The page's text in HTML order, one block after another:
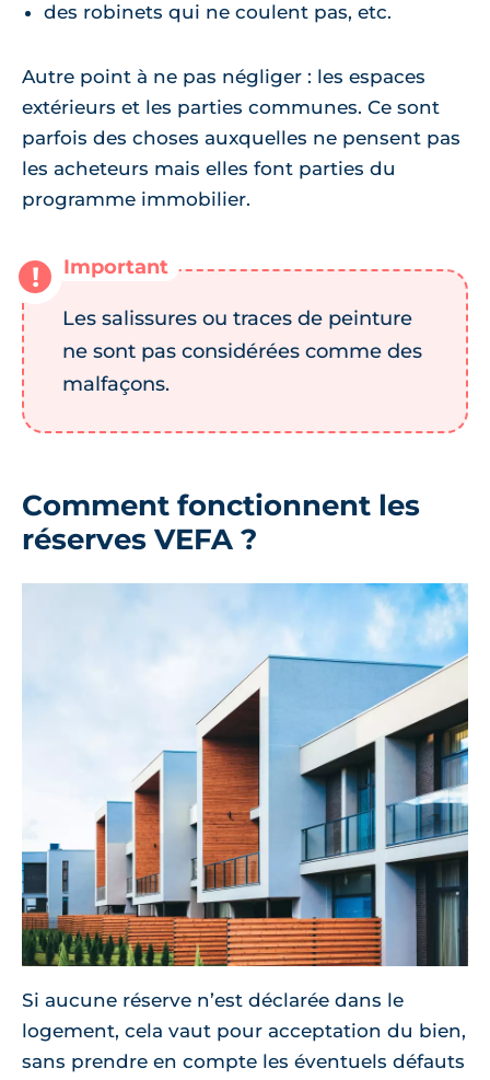
des robinets qui ne coulent pas, etc.
Autre point à ne pas négliger : les espaces
extérieurs et les parties communes. Ce sont
parfois des choses auxquelles ne pensent pas
les acheteurs mais elles font parties du
programme immobilier.
Les salissures ou traces de peinture
ne sont pas considérées comme des
malfaçons.
Comment fonctionnent les
réserves VEFA ?
Si aucune réserve n’est déclarée dans le
logement, cela vaut pour acceptation du bien,
sans prendre en compte les éventuels défauts